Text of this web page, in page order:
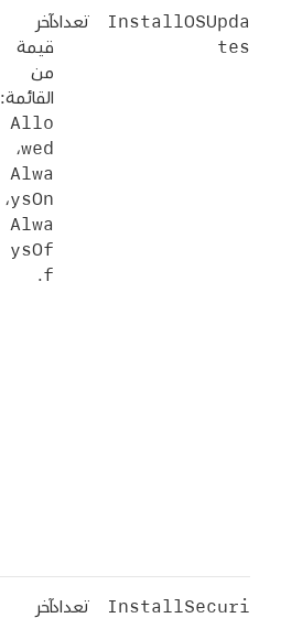
InstallOSUpda
tes
تعدادآخر
قيمة
من
القائمة:
‏Allo
wed،
‏Alwa
ysOn‏،
Alwa
ysOf
f
InstallSecuri
تعدادآخر